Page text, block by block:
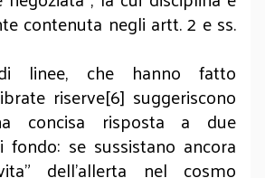
contenuta negli artt. 2 e ss.
linee, che hanno fatto
riserve[6] suggeriscono
concisa risposta a due
fondo: se sussistano ancora
dell’allerta nel cosmo